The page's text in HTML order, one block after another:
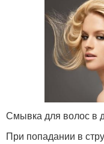
Смывка для волос в
При попадании в